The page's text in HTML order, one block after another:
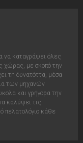
να καταγράψει όλες
χώρας, με σκοπό την
τη δυνατόττα, μέσα
των μηχανών
και γρήγορα την
καλύψει τις
πελατολόγιο κάθε